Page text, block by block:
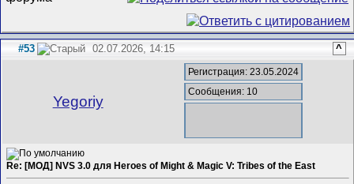
#53 02.07.2026, 14:15 ^
Yegoriy
Регистрация: 23.05.2024
Сообщения: 10
Re: [МОД] NVS 3.0 для Heroes of Might & Magic V: Tribes of the East